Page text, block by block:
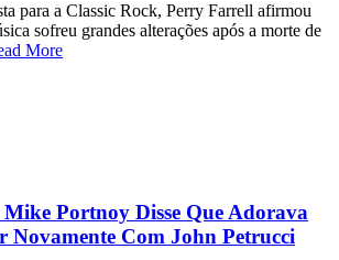
para a Classic Rock, Perry Farrell afirmou
sofreu grandes alterações após a morte de
More
Portnoy Disse Que Adorava
Novamente Com John Petrucci